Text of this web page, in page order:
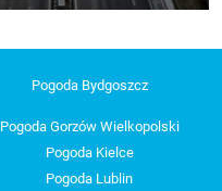
Pogoda Bydgoszcz
Pogoda Gorzów Wielkopolski
Pogoda Kielce
Pogoda Lublin